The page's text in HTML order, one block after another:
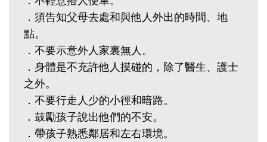
．須告知父母去處和與他人外出的時間、地
點。
．不要示意外人家裏無人。
．身體是不充許他人摸碰的，除了醫生、護士
之外。
．不要行走人少的小徑和暗路。
．鼓勵孩子說出他們的不安。
．帶孩子熟悉鄰居和左右環境。